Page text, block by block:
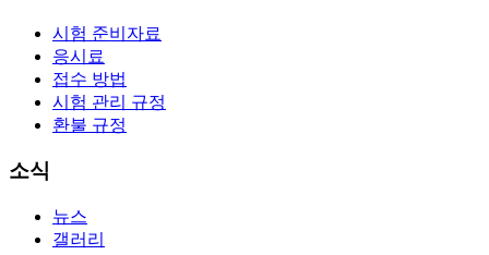
시험 준비자료
응시료
접수 방법
시험 관리 규정
환불 규정
소식
뉴스
갤러리